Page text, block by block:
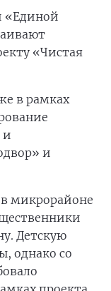
«Единой
«Чистая
в рамках
и
и
в микрорайоне
Детскую
однако со